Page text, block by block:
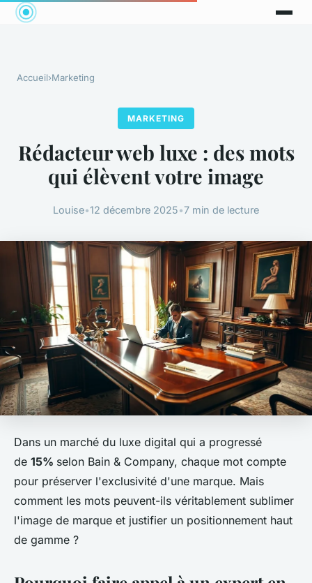
Accueil›Marketing
MARKETING
Rédacteur web luxe : des mots
qui élèvent votre image
Louise•12 décembre 2025•7 min de lecture
Dans un marché du luxe digital qui a progressé
de 15% selon Bain & Company, chaque mot compte
pour préserver l'exclusivité d'une marque. Mais
comment les mots peuvent-ils véritablement sublimer
l'image de marque et justifier un positionnement haut
de gamme ?